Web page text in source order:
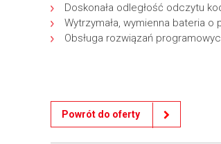
Doskonała odległość odczytu
Wytrzymała, wymienna bateria
Obsługa rozwiązań
Powrót do oferty